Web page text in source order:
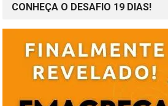
CONHEÇA O DESAFIO 19 DIAS!